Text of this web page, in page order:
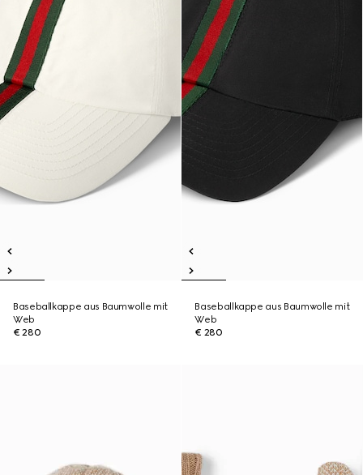
Baseballkappe aus Baumwolle mit
Web
€ 280
Baseballkappe aus Baumwolle mit
Web
€ 280